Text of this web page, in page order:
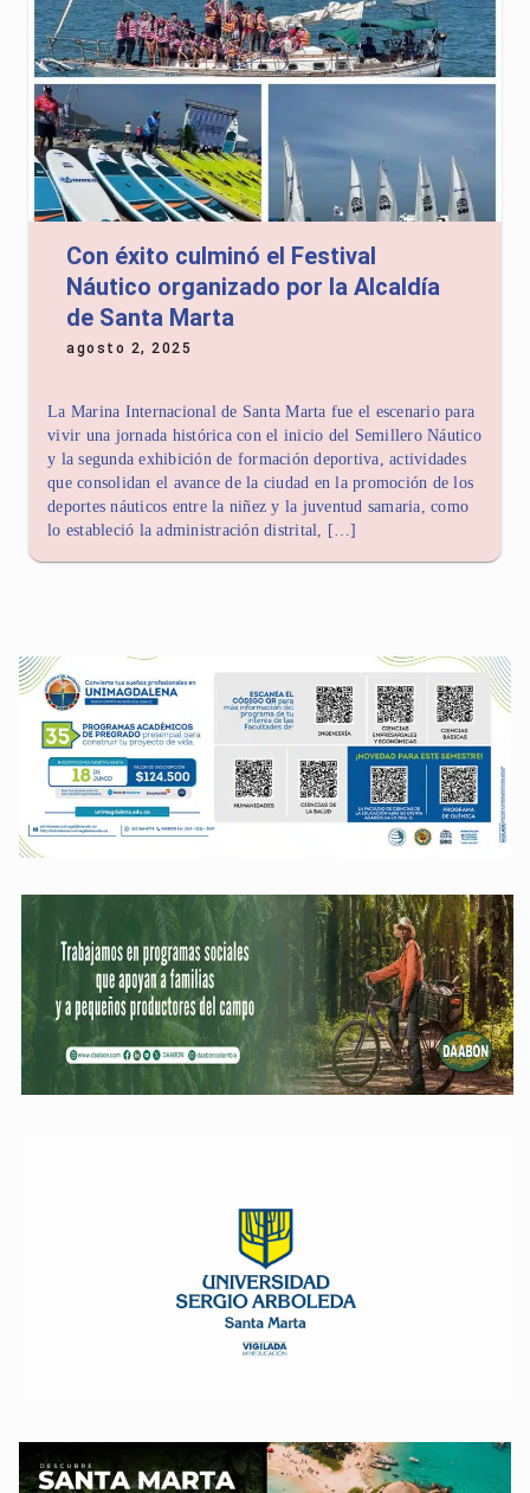
Con éxito culminó el Festival
Náutico organizado por la Alcaldía
de Santa Marta
agosto 2, 2025
La Marina Internacional de Santa Marta fue el escenario para
vivir una jornada histórica con el inicio del Semillero Náutico
y la segunda exhibición de formación deportiva, actividades
que consolidan el avance de la ciudad en la promoción de los
deportes náuticos entre la niñez y la juventud samaria, como
lo estableció la administración distrital, […]